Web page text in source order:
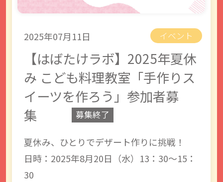
2025年07月11日 イベント
【はばたけラボ】2025年夏休
み こども料理教室「手作りス
イーツを作ろう」参加者募
集
募集終了
夏休み、ひとりでデザート作りに挑戦！
日時：2025年8月20日（水）13：30～15：
30